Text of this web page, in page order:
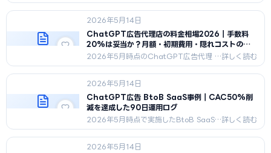
それぞれの定義、提唱者、使い分け、
日本での主流呼称を解説。
2026年5月14日
ChatGPT広告代理店の料金相場2026｜手数料
20%は妥当か？月額・初期費用・隠れコストの全
構造
2026年5月時点のChatGPT広告代理
店20社の料金実態を調査。手数料%
型・固定リテーナー型・ハイブリッド
型の3パターン、月予算別の最適体系、
隠れコスト7パターンの回避法、料金交
渉のコツ5つを業界中立視点で解説。
2026年5月14日
ChatGPT広告 BtoB SaaS事例｜CAC50%削
減を達成した90日運用ログ
2026年5月時点で実施したBtoB SaaS
へのChatGPT広告90日運用ログ。
CACを86,000円から43,000円へ半
減、CVR2.1%→4.8%、
2026年5月14日